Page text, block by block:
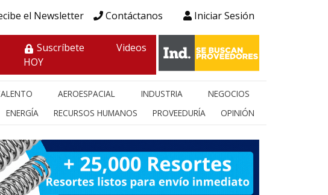
el Newsletter Contáctanos Iniciar Sesión
Suscríbete
HOY
Videos
AEROESPACIAL INDUSTRIA
NEGOCIOS
ENERGÍA RECURSOS HUMANOS PROVEEDURÍA OPINIÓN